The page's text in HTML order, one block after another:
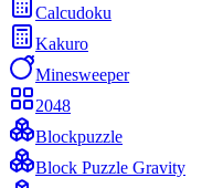
Calcudoku
Kakuro
Minesweeper
2048
Blockpuzzle
Block Puzzle Gravity